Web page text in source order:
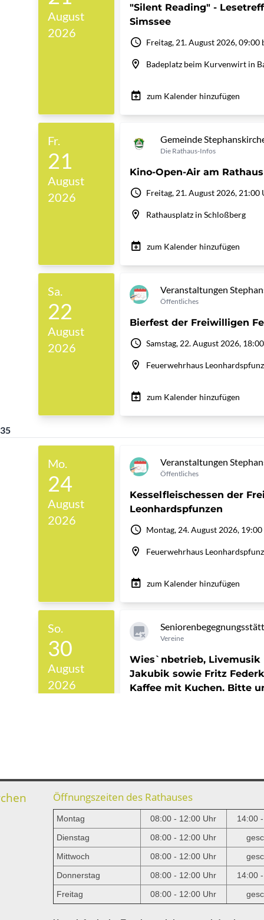
Öffnungszeiten des Rathauses
Montag 08:00 - 12:00 Uhr
14:00
Dienstag
08:00 - 12:00 Uhr
Mittwoch
08:00 - 12:00 Uhr
Donnerstag
08:00 - 12:00 Uhr
14:00
Freitag
08:00 - 12:00 Uhr